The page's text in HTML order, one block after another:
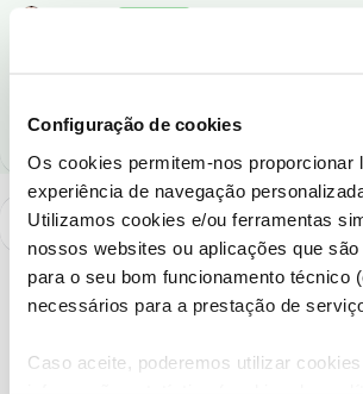
Configuração de cookies
Os cookies permitem-nos proporcionar
experiência de navegação
Utilizamos cookies e/ou ferramentas
nossos websites ou aplicações que
para o seu bom funcionamento técnico
necessários para a prestação de
Caso aceite, poderemos utilizar